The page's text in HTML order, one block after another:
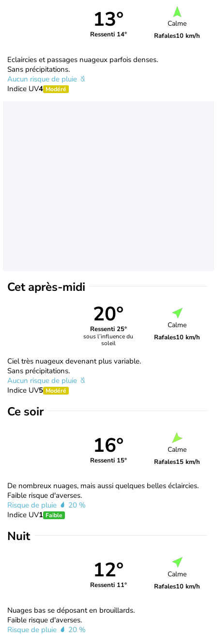
13°
Ressenti 14°
Calme
Rafales10 km/h
Eclaircies et passages nuageux parfois denses.
Sans précipitations.
Aucun risque de pluie
Indice UV4 Modéré
Cet après-midi
20°
Ressenti 25°
sous l’influence du
soleil
Calme
Rafales10 km/h
Ciel très nuageux devenant plus variable.
Sans précipitations.
Aucun risque de pluie
Indice UV5 Modéré
Ce soir
16°
Ressenti 15°
Calme
Rafales15 km/h
De nombreux nuages, mais aussi quelques belles éclaircies.
Faible risque d'averses.
Risque de pluie
20 %
Indice UV1 Faible
Nuit
12°
Ressenti 11°
Calme
Rafales10 km/h
Nuages bas se déposant en brouillards.
Faible risque d'averses.
Risque de pluie
20 %